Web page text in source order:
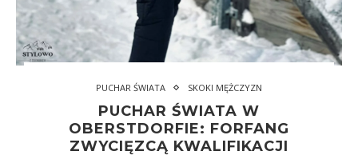
PUCHAR ŚWIATA SKOKI MĘŻCZYZN
PUCHAR ŚWIATA W
OBERSTDORFIE: FORFANG
ZWYCIĘZCĄ KWALIFIKACJI